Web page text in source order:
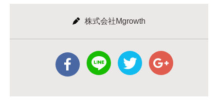
株式会社Mgrowth